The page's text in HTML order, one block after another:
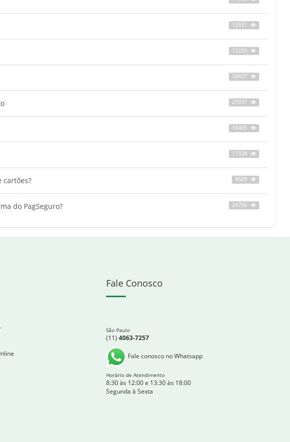
12931
13259
18437
25937
16465
17328
cartões? 9509
do PagSeguro? 24706
Fale Conosco
São Paulo
(11) 4063-7257
Fale conosco no Whatsapp
Horário de Atendimento
8:30 às 12:00 e 13:30 às 18:00
Segunda à Sexta